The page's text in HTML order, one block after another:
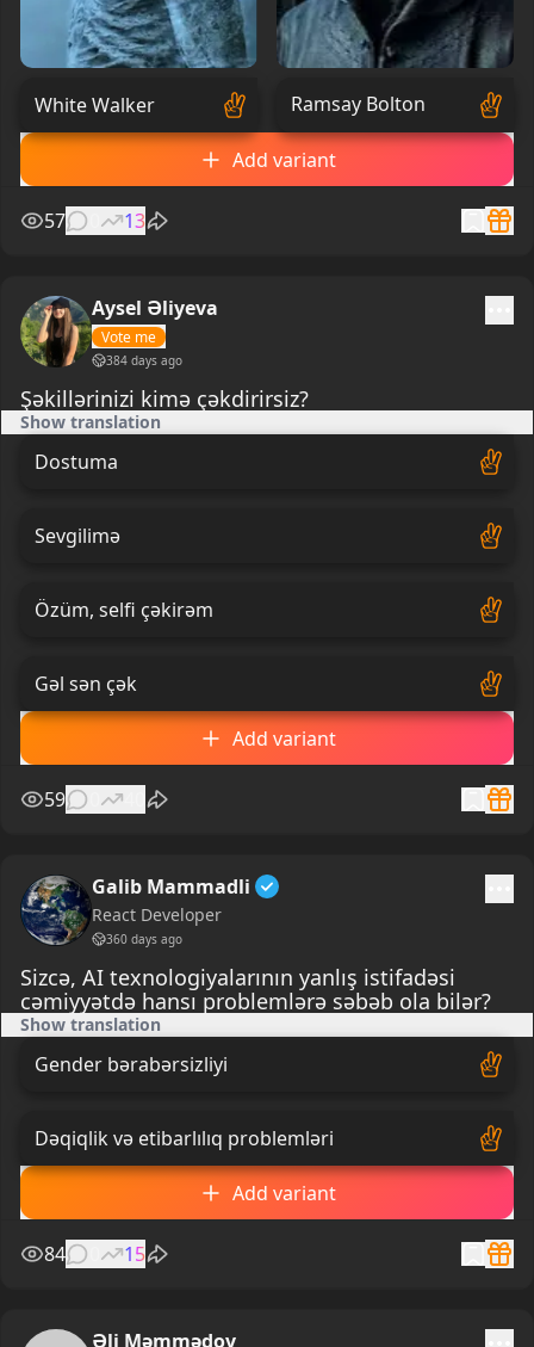
White Walker Ramsay Bolton
Add variant
57 13
Aysel Əliyeva
Vote me
384 days ago
Şəkillərinizi kimə çəkdirirsiz?
Show translation
Dostuma
Sevgilimə
Özüm, selfi çəkirəm
Gəl sən çək
Add variant
59
Galib Mammadli
React Developer
360 days ago
Sizcə, AI texnologiyalarının yanlış istifadəsi
cəmiyyətdə hansı problemlərə səbəb ola bilər?
Show translation
Gender bərabərsizliyi
Dəqiqlik və etibarlılıq problemləri
Add variant
84 15
Əli Məmmədov